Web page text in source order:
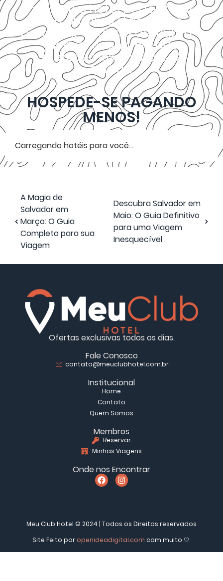
Encontre o hotel perfeito para
sua próxima Viagem ao
pesquisar abaixo e descubra a
incrível economia que
oferecemos em nossas
tarifas.
HOSPEDE-SE PAGANDO
MENOS!
Carregando hotéis para você...
A Magia de
Salvador em
Março: O Guia
Completo para sua
Viagem
Descubra Salvador em
Maio: O Guia Definitivo
para uma Viagem
Inesquecível
Ofertas exclusivas todos os dias.
Fale Conosco
contato@meuclubhotel.com.br
Institucional
Home
Contato
Quem Somos
Membros
Reservar
Minhas Viagens
Onde nos Encontrar
Meu Club Hotel © 2024 | Todos os Direitos reservados
Site Feito por openideadigital.com com muito 🤍